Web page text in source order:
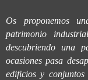
Os proponemos
patrimonio
descubriendo una
ocasiones pasa
edificios y conjuntos